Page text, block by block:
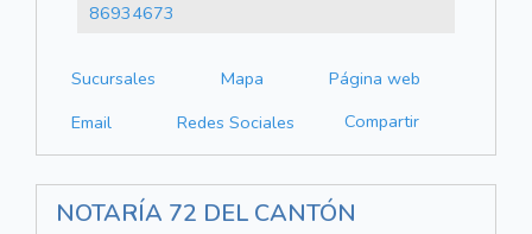
86934673
Sucursales Mapa
Página web
Email
Redes Sociales Compartir
NOTARÍA 72 DEL CANTÓN